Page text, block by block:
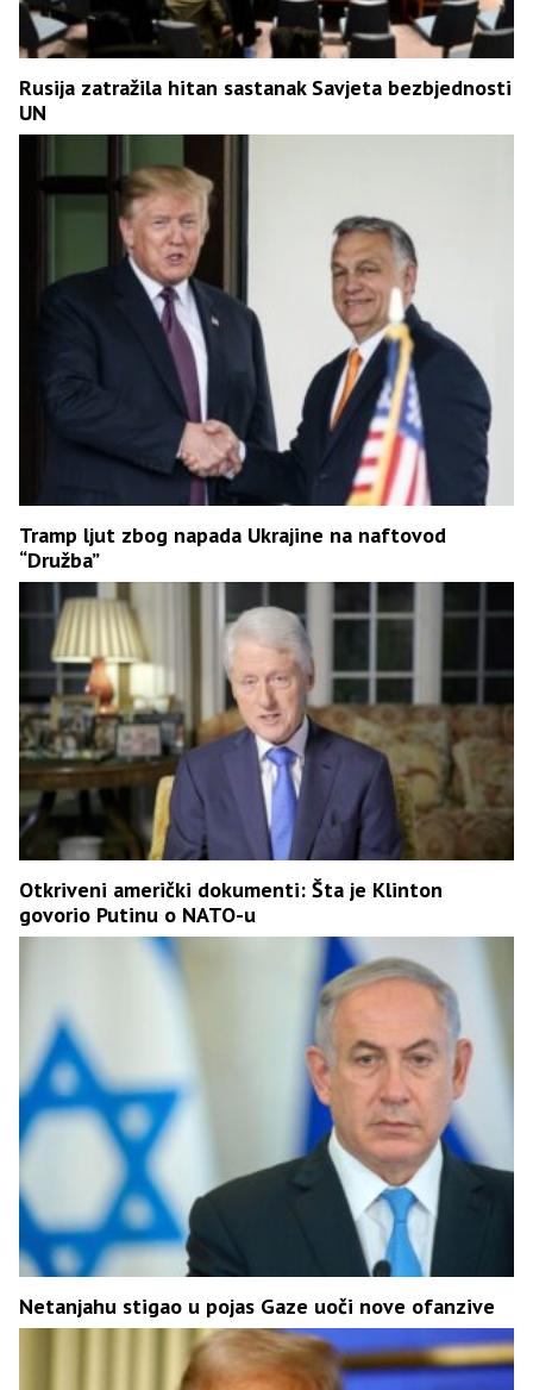
Rusija zatražila hitan sastanak Savjeta bezbjednosti
UN
Tramp ljut zbog napada Ukrajine na naftovod
“Družba”
Otkriveni američki dokumenti: Šta je Klinton
govorio Putinu o NATO-u
Netanjahu stigao u pojas Gaze uoči nove ofanzive